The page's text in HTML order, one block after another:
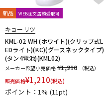
新品 WEB注文店頭受取可
キョーリツ
KML-02 WH (ホワイト)(クリップ式L
EDライト)(KC)(グースネックタイプ)
(タン4電池)(KML02)
メーカー希望小売価格 ¥1,210
（税込）
販売価格¥1,210(税込)
ポイント：1% (11pt)